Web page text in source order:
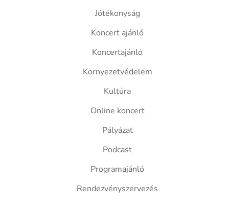
Jótékonyság
Koncert ajánló
Koncertajánló
Környezetvédelem
Kultúra
Online koncert
Pályázat
Podcast
Programajánló
Rendezvényszervezés